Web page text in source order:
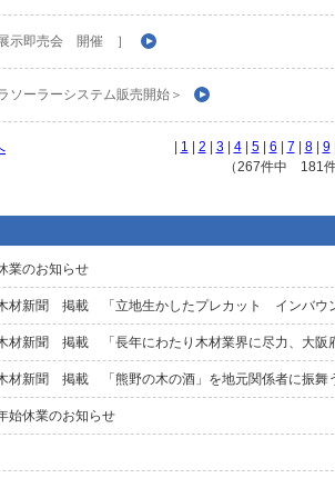
示即売会 開催 ］
ソーラーシステム販売開始＞
1 2 3| 4| 5| 6 7 8| 9
（267件中 181
業のお知らせ
材新聞 掲載 「立地生かしたプレカット インバウン
材新聞 掲載 「長年にわたり木材業界に尽力、大阪
材新聞 掲載 「熊野の木の酒」を地元関係者に振舞
始休業のお知らせ